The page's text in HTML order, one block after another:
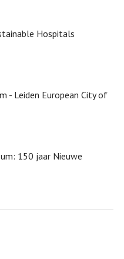
Hospitals
- Leiden European City of
150 jaar Nieuwe